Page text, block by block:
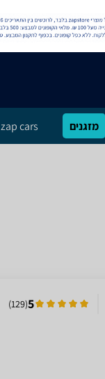
מזגנים zap cars
5
(
129
)